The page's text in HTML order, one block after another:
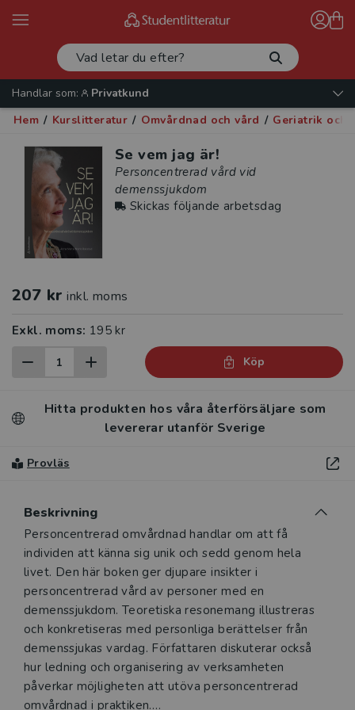
Handlar som:
Privatkund
Hem / Kurslitteratur / Omvårdnad och vård / Geriatrik och
Se vem jag är!
Personcentrerad vård vid
demenssjukdom
Skickas följande arbetsdag
207 kr inkl. moms
Exkl. moms: 195 kr
Köp
Hitta produkten hos våra återförsäljare som
levererar utanför Sverige
Provläs
Beskrivning
Beskrivning
Personcentrerad omvårdnad handlar om att få
individen att känna sig unik och sedd genom hela
livet. Den här boken ger djupare insikter i
personcentrerad vård av personer med en
demenssjukdom. Teoretiska resonemang illustreras
och konkretiseras med personliga berättelser från
demenssjukas vardag. Författaren diskuterar också
hur ledning och organisering av verksamheten
påverkar möjligheten att utöva personcentrerad
omvårdnad i praktiken.